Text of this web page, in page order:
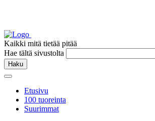
Kaikki mitä tietää pitää
Hae tältä sivustolta
Haku
Etusivu
100 tuoreinta
Suurimmat